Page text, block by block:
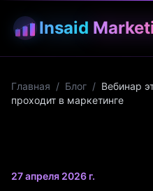
Insaid
Главная / Блог / Вебинар
проходит в маркетинге
27 апреля 2026 г.